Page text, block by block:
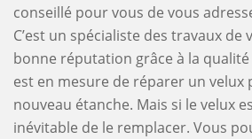
conseillé pour vous de vous
C’est un spécialiste des travaux de
bonne réputation grâce à la qualité
est en mesure de réparer un velux
nouveau étanche. Mais si le velux
inévitable de le remplacer. Vous